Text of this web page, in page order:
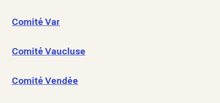
Comité Var
Comité Vaucluse
Comité Vendée